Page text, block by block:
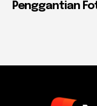
Penggantian